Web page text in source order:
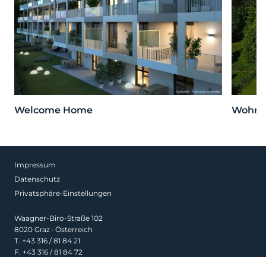
Welcome Home
Impressum
Datenschutz
Privatsphäre-Einstellungen
Waagner-Biro-Straße 102
8020 Graz · Österreich
T. +43 316 / 81 84 21
F. +43 316 / 81 84 72